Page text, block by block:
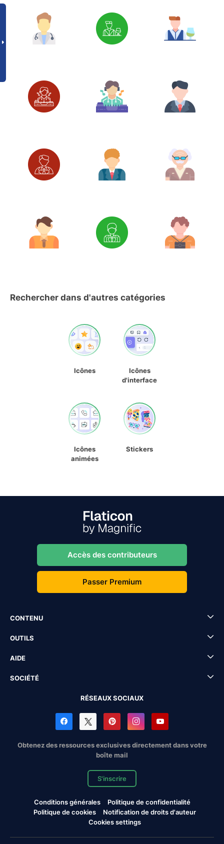
Rechercher dans d'autres catégories
Icônes
Icônes
d'interface
Icônes
animées
Stickers
Accès des contributeurs
Passer Premium
CONTENU
OUTILS
AIDE
SOCIÉTÉ
RÉSEAUX SOCIAUX
Obtenez des ressources exclusives directement dans votre
boîte mail
S'inscrire
Conditions générales
Politique de confidentialité
Politique de cookies
Notification de droits d'auteur
Cookies settings